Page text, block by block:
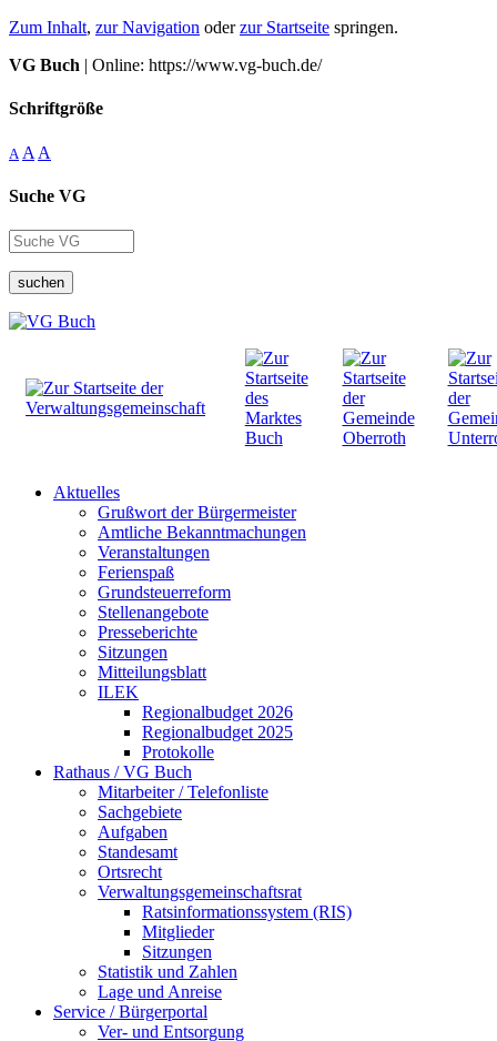
Zum Inhalt, zur Navigation oderzur Startseite springen.
VG Buch | Online: https://www.vg-buch.de/
Schriftgröße
A A A
Suche VG
suchen
Aktuelles
Grußwort der Bürgermeister
Amtliche Bekanntmachungen
Veranstaltungen
Ferienspaß
Grundsteuerreform
Stellenangebote
Presseberichte
Sitzungen
Mitteilungsblatt
ILEK
Regionalbudget 2026
Regionalbudget 2025
Protokolle
Rathaus / VG Buch
Mitarbeiter / Telefonliste
Sachgebiete
Aufgaben
Standesamt
Ortsrecht
Verwaltungsgemeinschaftsrat
Ratsinformationssystem (RIS)
Mitglieder
Sitzungen
Statistik und Zahlen
Lage und Anreise
Service / Bürgerportal
Ver- und Entsorgung